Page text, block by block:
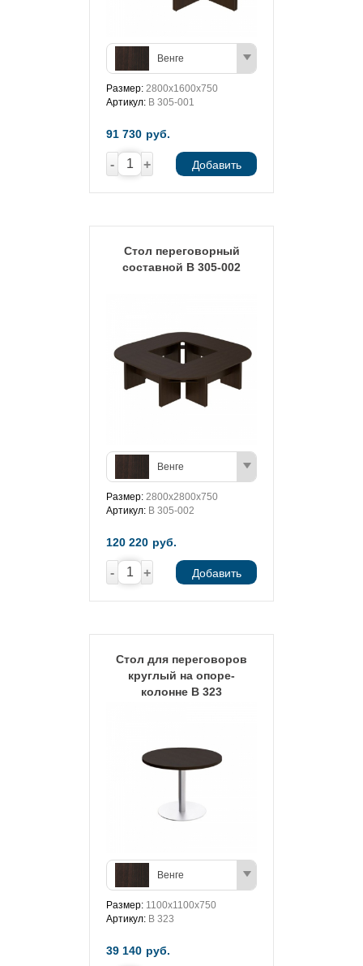
Венге
Размер: 2800x1600x750
Артикул: В 305-001
91 730 руб.
- + Добавить
Стол переговорный
составной В 305-002
Венге
Размер: 2800x2800x750
Артикул: В 305-002
120 220 руб.
- + Добавить
Стол для переговоров
круглый на опоре-
колонне В 323
Венге
Размер: 1100x1100x750
Артикул: В 323
39 140 руб.